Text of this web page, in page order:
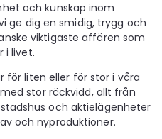
och kunskap inom
ge dig en smidig, trygg och
viktigaste affären som
i livet.
för liten eller för stor i våra
stor räckvidd, allt från
och aktielägenheter
och nyproduktioner.